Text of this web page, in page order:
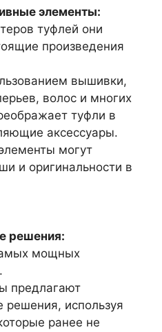
элементы:
туфлей они
произведения
вышивки,
волос и многих
туфли в
аксессуары.
могут
и оригинальности в
решения:
мощных
предлагают
решения, используя
ранее не